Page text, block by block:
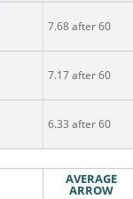
7.68 after 60
7.17 after 60
6.33 after 60
AVERAGE
ARROW